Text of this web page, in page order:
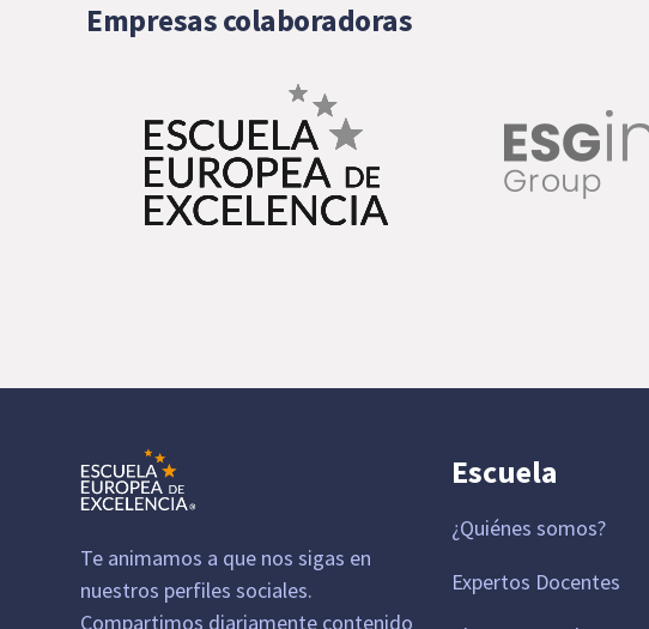
Empresas colaboradoras
Te animamos a que nos sigas en
nuestros perfiles sociales.
Compartimos diariamente contenido
Escuela
¿Quiénes somos?
Expertos Docentes